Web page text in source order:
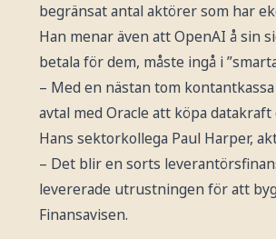
begränsat antal aktörer som har
Han menar även att OpenAI å sin
betala för dem, måste ingå i
– Med en nästan tom
avtal med Oracle att köpa
Hans sektorkollega Paul Harper,
– Det blir en sorts
levererade utrustningen för att
Finansavisen.